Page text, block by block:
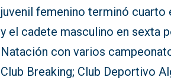
juvenil femenino terminó cuarto
y el cadete masculino en sexta
Natación con varios
Club Breaking; Club Deportivo